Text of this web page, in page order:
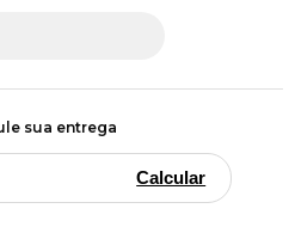
sua entrega
Calcular